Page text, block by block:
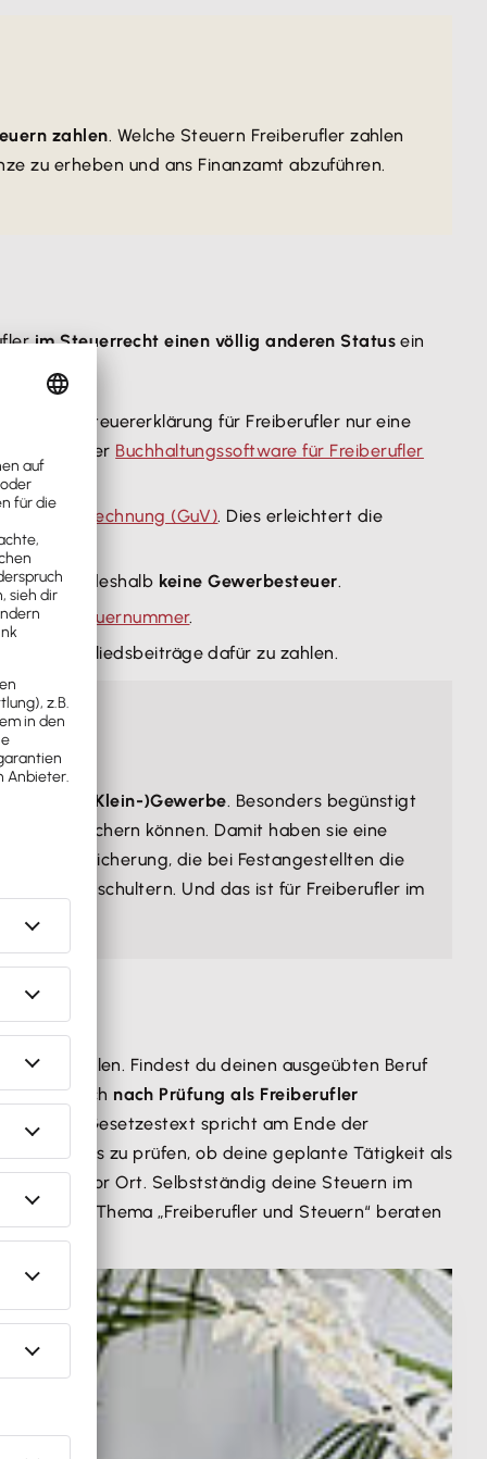
zahlen. Welche Steuern Freiberufler zahlen
zu erheben und ans Finanzamt abzuführen.
im Steuerrecht einen völlig anderen Status ein
ihrer Steuererklärung für Freiberufler nur eine
unserer Buchhaltungssoftware für Freiberufler
Verlustrechnung (GuV). Dies erleichtert die
deshalb keine Gewerbesteuer.
eine
Steuernummer.
bzw. Mitgliedsbeiträge dafür zu zahlen.
und (Klein-)Gewerbe. Besonders begünstigt
(KSK) absichern können. Damit haben sie eine
die bei Festangestellten die
schultern. Und das ist für Freiberufler im
zählen. Findest du deinen ausgeübten Beruf
dich nach Prüfung als Freiberufler
Der Gesetzestext spricht am Ende der
gilt es zu prüfen, ob deine geplante Tätigkeit als
vor Ort. Selbstständig deine Steuern im
ihm zum Thema „Freiberufler und Steuern“ beraten